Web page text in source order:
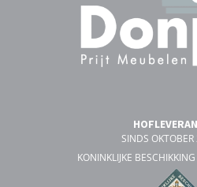
SINDS OKTOBER
KONINKLIJKE